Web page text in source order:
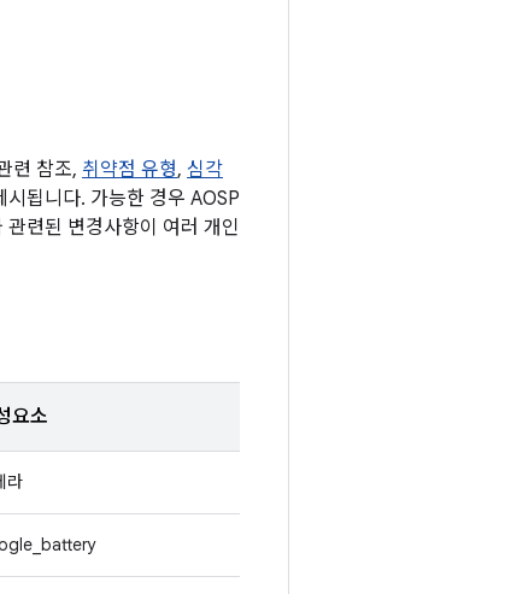
련 참조, 취약점 유형, 심각
됩니다. 가능한 경우 AOSP
련된 변경사항이 여러 개인
요소
라